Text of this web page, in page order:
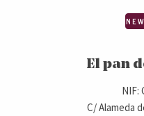
El pan
NIF:
C/ Alameda